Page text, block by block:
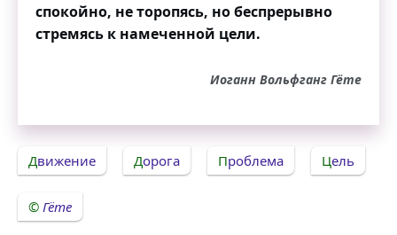
спокойно, не торопясь, но беспрерывно
стремясь к намеченной цели.
Иоганн Вольфганг Гёте
Движение Дорога Проблема Цель
Гёте